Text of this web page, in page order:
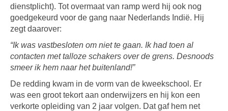
dienstplicht). Tot overmaat van ramp werd hij ook nog
goedgekeurd voor de gang naar Nederlands Indië. Hij
zegt daarover:
“Ik was vastbesloten om niet te gaan. Ik had toen al
contacten met talloze schakers over de grens. Desnoods
smeer ik hem naar het buitenland!”
De redding kwam in de vorm van de kweekschool. Er
was een groot tekort aan onderwijzers en hij kon een
verkorte opleiding van 2 jaar volgen. Dat gaf hem net